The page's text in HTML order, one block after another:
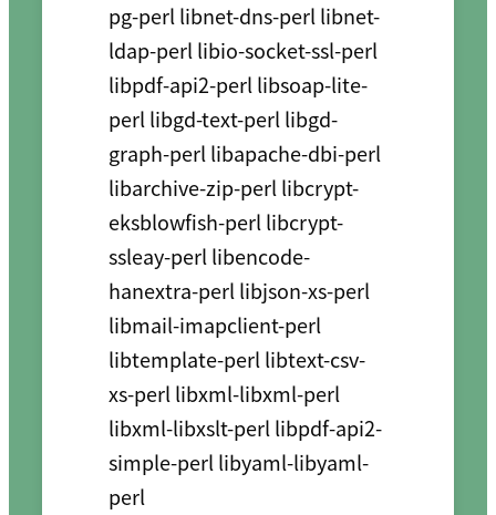
pg-perl libnet-dns-perl libnet-
ldap-perl libio-socket-ssl-perl
libpdf-api2-perl libsoap-lite-
perl libgd-text-perl libgd-
graph-perl libapache-dbi-perl
libarchive-zip-perl libcrypt-
eksblowfish-perl libcrypt-
ssleay-perl libencode-
hanextra-perl libjson-xs-perl
libmail-imapclient-perl
libtemplate-perl libtext-csv-
xs-perl libxml-libxml-perl
libxml-libxslt-perl libpdf-api2-
simple-perl libyaml-libyaml-